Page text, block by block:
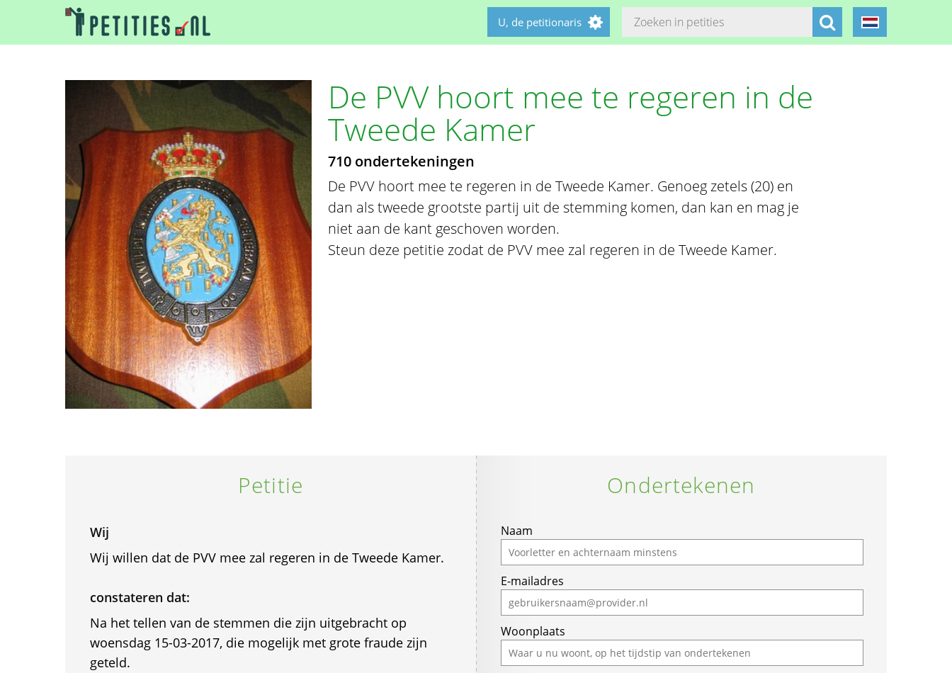
U, de petitionaris
De PVV hoort mee te regeren in de
Tweede Kamer
710 ondertekeningen
De PVV hoort mee te regeren in de Tweede Kamer. Genoeg zetels (20) en
dan als tweede grootste partij uit de stemming komen, dan kan en mag je
niet aan de kant geschoven worden.
Steun deze petitie zodat de PVV mee zal regeren in de Tweede Kamer.
Petitie
Wij
Wij willen dat de PVV mee zal regeren in de Tweede Kamer.
constateren dat:
Na het tellen van de stemmen die zijn uitgebracht op
woensdag 15-03-2017, die mogelijk met grote fraude zijn
geteld.
Ondertekenen
Naam
E-mailadres
Woonplaats